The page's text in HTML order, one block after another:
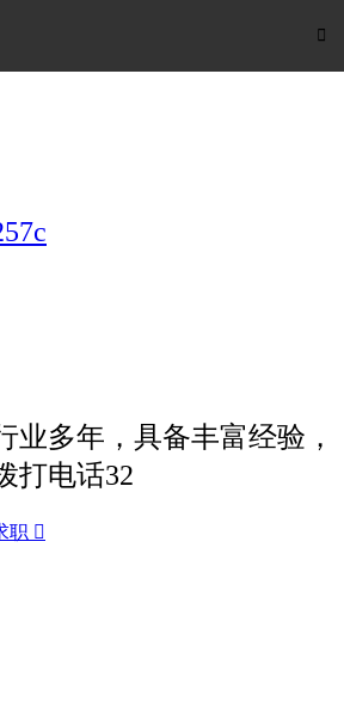

业多年，具备丰富经验，
打电话32
职 